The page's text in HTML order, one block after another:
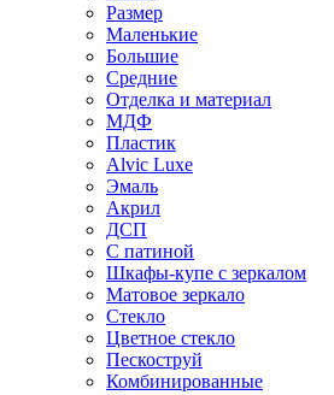
Размер
Маленькие
Большие
Средние
Отделка и материал
МДФ
Пластик
Alvic Luxe
Эмаль
Акрил
ДСП
С патиной
Шкафы-купе с зеркалом
Матовое зеркало
Стекло
Цветное стекло
Пескоструй
Комбинированные